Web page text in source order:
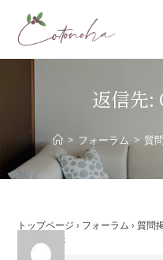
返信先
> フォーラム > 質
トップページ › フォーラム › 質問
Charlesrox